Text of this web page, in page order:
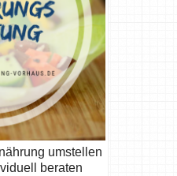
umstellen
beraten